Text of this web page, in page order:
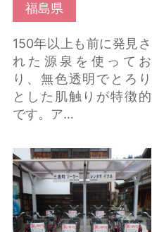
福島県
150年以上も前に発見さ
れた源泉を使ってお
り、無色透明でとろり
とした肌触りが特徴的
です。ア…
三島町「駅からサイク
リング」 の詳細はこち
ら